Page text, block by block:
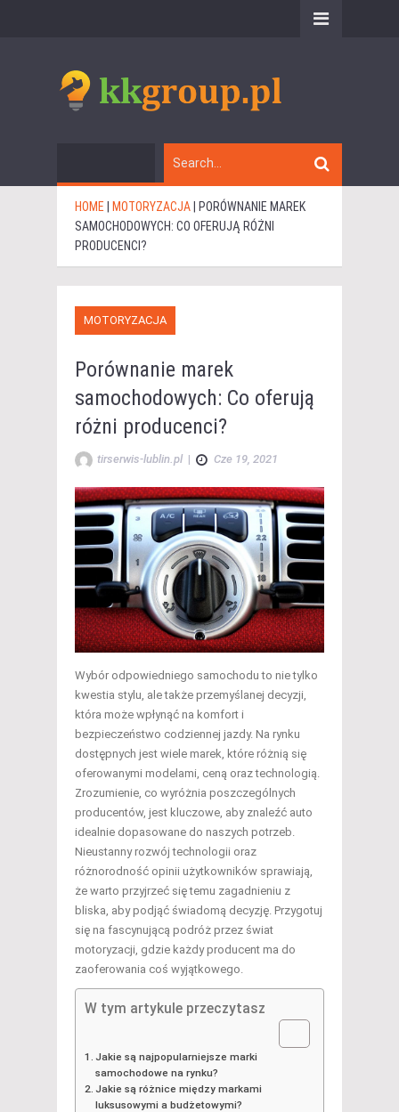
HOME MOTORYZACJA
PORÓWNANIE MAREK
SAMOCHODOWYCH: CO OFERUJĄ RÓŻNI
PRODUCENCI?
MOTORYZACJA
Porównanie marek
samochodowych: Co oferują
różni producenci?
tirserwis-lublin.pl | Cze 19, 2021
Wybór odpowiedniego samochodu to nie tylko
kwestia stylu, ale także przemyślanej decyzji,
która może wpłynąć na komfort i
bezpieczeństwo codziennej jazdy. Na rynku
dostępnych jest wiele marek, które różnią się
oferowanymi modelami, ceną oraz technologią.
Zrozumienie, co wyróżnia poszczególnych
producentów, jest kluczowe, aby znaleźć auto
idealnie dopasowane do naszych potrzeb.
Nieustanny rozwój technologii oraz
różnorodność opinii użytkowników sprawiają,
że warto przyjrzeć się temu zagadnieniu z
bliska, aby podjąć świadomą decyzję. Przygotuj
się na fascynującą podróż przez świat
motoryzacji, gdzie każdy producent ma do
zaoferowania coś wyjątkowego.
W tym artykule przeczytasz
Jakie są najpopularniejsze marki
samochodowe na rynku?
Jakie są różnice między markami
luksusowymi a budżetowymi?